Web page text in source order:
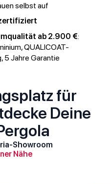
selbst auf
ab 2.900 €:
QUALICOAT-
5 Jahre Garantie
für
Deine
Showroom
Nähe